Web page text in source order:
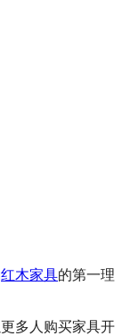
红木家具的第一理
多人购买家具开